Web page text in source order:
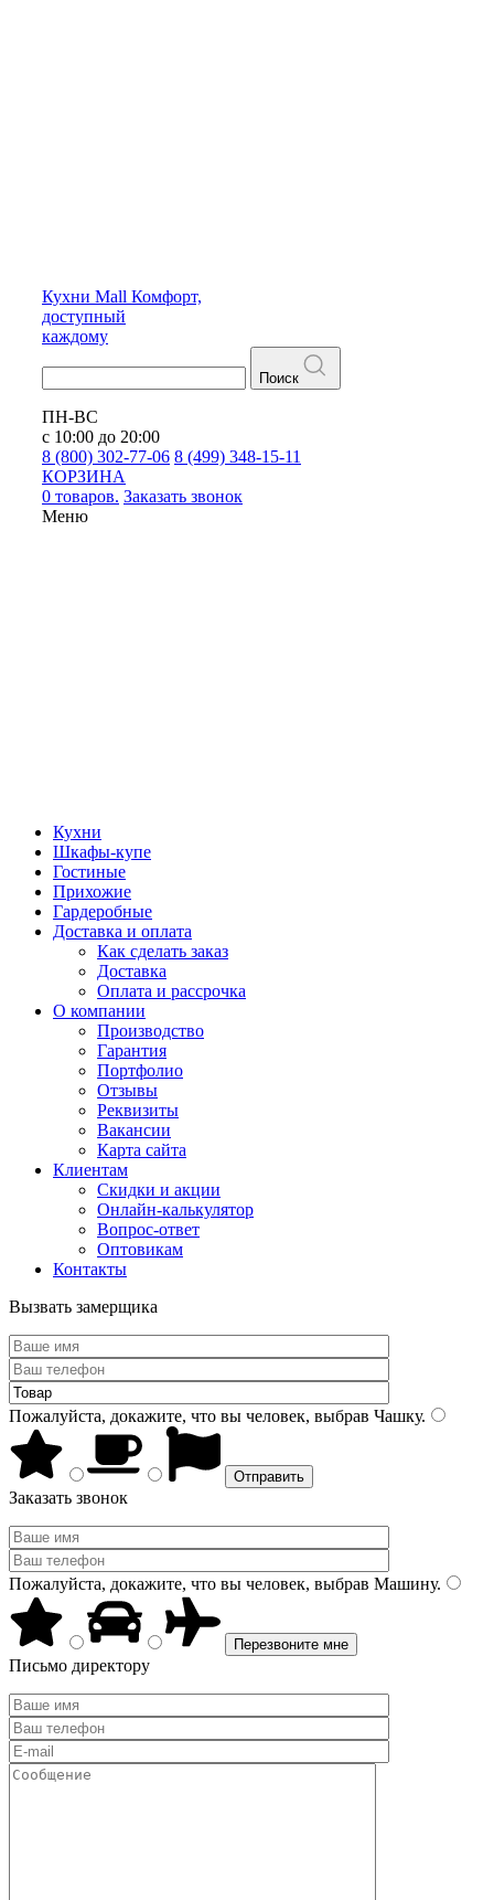
Кухни Mall Комфорт,
доступный
каждому
Поиск
ПН-ВС
с 10:00 до 20:00
8 (800) 302-77-06 8 (499) 348-15-11
КОРЗИНА
0 товаров. Заказать звонок
Меню
Кухни
Шкафы-купе
Гостиные
Прихожие
Гардеробные
Доставка и оплата
Как сделать заказ
Доставка
Оплата и рассрочка
О компании
Производство
Гарантия
Портфолио
Отзывы
Реквизиты
Вакансии
Карта сайта
Клиентам
Скидки и акции
Онлайн-калькулятор
Вопрос-ответ
Оптовикам
Контакты
Вызвать замерщика
Пожалуйста, докажите, что вы человек, выбрав Чашку.
Заказать звонок
Пожалуйста, докажите, что вы человек, выбрав Машину.
Письмо директору